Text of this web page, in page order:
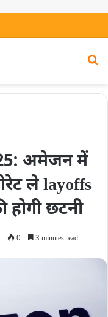
अमेजन में
ले layoffs
छटनी
0 3 minutes read